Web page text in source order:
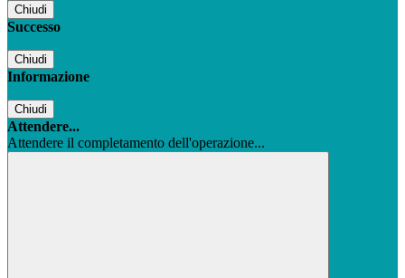
Chiudi
Successo
Chiudi
Informazione
Chiudi
Attendere...
Attendere il completamento dell'operazione...